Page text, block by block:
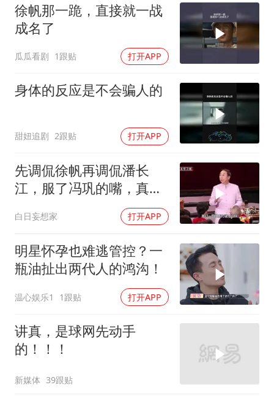
关之琳否认与27岁模特的恋情
奋进开新局 实干挑大梁
徐帆那一跪，直接就一战
成名了
瓜瓜看剧 1跟贴 打开APP
身体的反应是不会骗人的
甜妞追剧 2跟贴 打开APP
先调侃徐帆再调侃潘长
江，服了冯巩的嘴，真
白日妄想家 打开APP
明星怀孕也难逃管控？一
瓶油扯出两代人的鸿沟！
温心娱乐1 1跟贴 打开APP
讲真，是球网先动手
的！！！
新媒体 39跟贴